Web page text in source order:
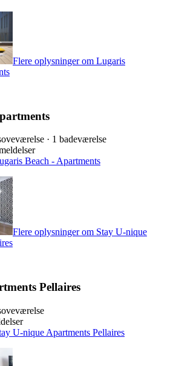
Flere oplysninger om Lugaris
· 1 badeværelse
Beach - Apartments
Flere oplysninger om Stay U-nique
Pellaires
U-nique Apartments Pellaires